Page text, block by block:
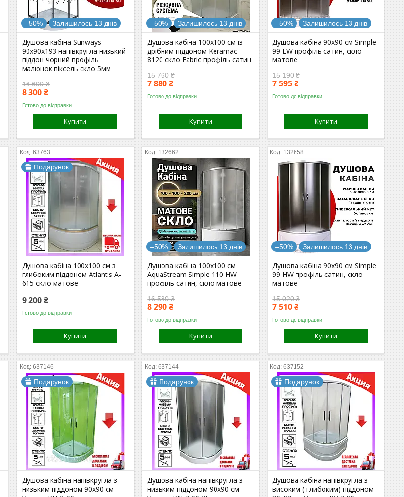
–50% Залишилось 13 днів
Душова кабіна Sunways
90x90х193 напівкругла низький
піддон чорний профіль
малюнок піксель скло 5мм
16 600 ₴
8 300 ₴
Готово до відправки
Купити
–50% Залишилось 13 днів
Душова кабіна 100x100 см із
дрібним піддоном Keramac
8120 скло Fabric профіль сатин
15 760 ₴
7 880 ₴
Готово до відправки
Купити
–50% Залишилось 13 днів
Душова кабіна 90x90 см Simple
99 LW профіль сатин, скло
матове
15 190 ₴
7 595 ₴
Готово до відправки
Купити
63763
Подарунок
Душова кабіна 100x100 см з
глибоким піддоном Atlantis A-
615 скло матове
9 200 ₴
Готово до відправки
Купити
132662
–50% Залишилось 13 днів
Душова кабіна 100x100 см
AquaStream Simple 110 HW
профіль сатин, скло матове
16 580 ₴
8 290 ₴
Готово до відправки
Купити
132658
–50% Залишилось 13 днів
Душова кабіна 90x90 см Simple
99 HW профіль сатин, скло
матове
15 020 ₴
7 510 ₴
Готово до відправки
Купити
637146
Подарунок
Душова кабіна напівкругла з
низьким піддоном 90х90 см
637144
Подарунок
Душова кабіна напівкругла з
низьким піддоном 90х90 см
637152
Подарунок
Душова кабіна напівкругла з
високим ( глибоким) піддоном